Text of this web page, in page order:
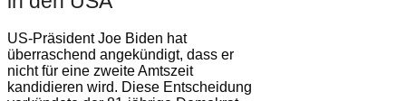
US-Präsident Joe Biden hat
überraschend angekündigt, dass er
nicht für eine zweite Amtszeit
kandidieren wird. Diese Entscheidung